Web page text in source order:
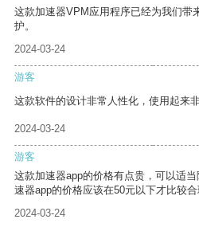
这款加速器VPM应用程序已经为我们带
护。
2024-03-24
游客
这款软件的设计非常人性化，使用起来非
2024-03-24
游客
这款加速器app的价格有点贵，可以适
速器app的价格应该在50元以下才比较合
2024-03-24